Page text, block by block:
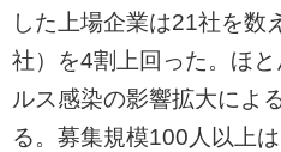
した上場企業は21社を数
社）を4割上回った。ほ
ルス感染の影響拡大によ
る。募集規模100人以上